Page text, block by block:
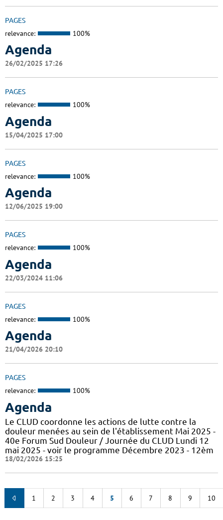
PAGES
relevance: 100%
Agenda
26/02/2025 17:26
PAGES
relevance: 100%
Agenda
15/04/2025 17:00
PAGES
relevance: 100%
Agenda
12/06/2025 19:00
PAGES
relevance: 100%
Agenda
22/03/2024 11:06
PAGES
relevance: 100%
Agenda
21/04/2026 20:10
PAGES
relevance: 100%
Agenda
Le CLUD coordonne les actions de lutte contre la
douleur menées au sein de l'établissement Mai 2025 -
40e Forum Sud Douleur / Journée du CLUD Lundi 12
mai 2025 - voir le programme Décembre 2023 - 12èm
18/02/2026 15:25
1 2 3 4 5 6 7 8 9 10